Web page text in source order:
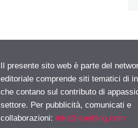
Il presente sito web è parte del
editoriale comprende siti tematici di
che contano sul contributo di
settore. Per pubblicità, comunicati e
collaborazioni: info@isayblog.com